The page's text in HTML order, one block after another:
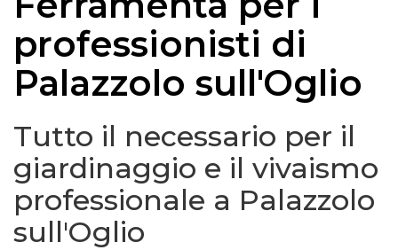
professionisti di
Palazzolo sull'Oglio
Tutto il necessario per il
giardinaggio e il vivaismo
professionale a Palazzolo
sull'Oglio